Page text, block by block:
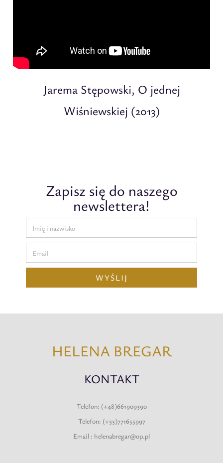
Jarema Stępowski, O jednej
Wiśniewskiej (2013)
Zapisz się do naszego
newslettera!
WYŚLIJ
HELENA BREGAR
KONTAKT
Telefon: (+48)661909390
Telefon: (+33)771655997
Email : helenabregar@op.pl